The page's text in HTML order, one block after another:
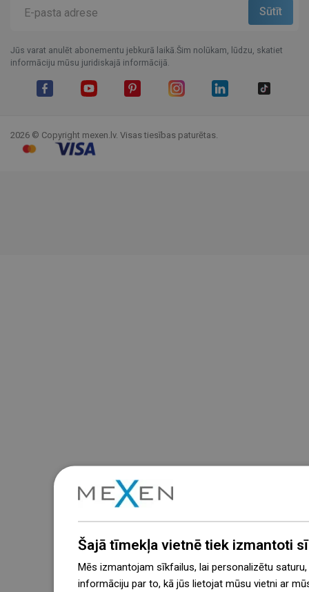
Jūs varat anulēt abonementu jebkurā laikā.Šim nolūkam, lūdzu, skatiet
informāciju mūsu juridiskajā informācijā.
2026 © Copyright mexen.lv. Visas tiesības paturētas.
Šajā tīmekļa vietnē tiek izmantoti
Mēs izmantojam sīkfailus, lai personalizētu
informāciju par to, kā jūs lietojat mūsu vietni ar